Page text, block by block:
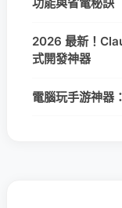
功能與省電秘訣
2026 最新！
式開發神器
電腦玩手游神器